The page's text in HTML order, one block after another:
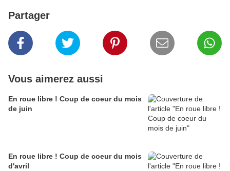
Partager
Vous aimerez aussi
En roue libre ! Coup de coeur du mois
de juin
En roue libre ! Coup de coeur du mois
d'avril